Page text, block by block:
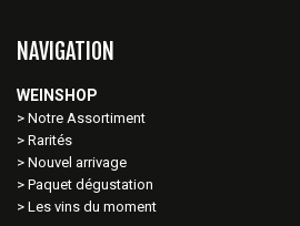
NAVIGATION
WEINSHOP
Notre Assortiment
Rarités
Nouvel arrivage
Paquet dégustation
Les vins du moment